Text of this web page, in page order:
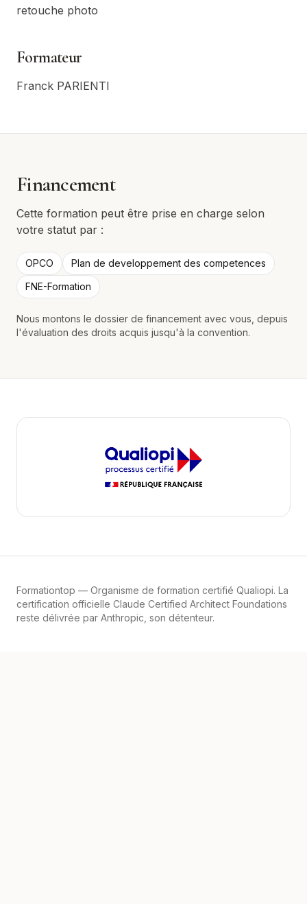
retouche photo
Formateur
Franck PARIENTI
Financement
Cette formation peut être prise en charge selon
votre statut par :
OPCO
Plan de developpement des competences
FNE-Formation
Nous montons le dossier de financement avec vous, depuis
l'évaluation des droits acquis jusqu'à la convention.
Formationtop — Organisme de formation certifié Qualiopi. La
certification officielle Claude Certified Architect Foundations
reste délivrée par Anthropic, son détenteur.